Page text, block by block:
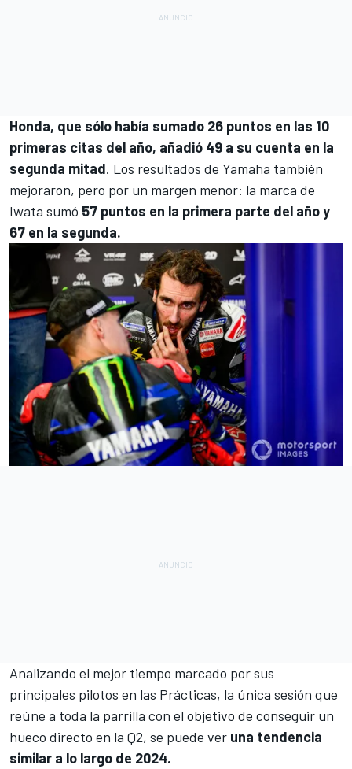
Honda, que sólo había sumado 26 puntos en las 10
primeras citas del año, añadió 49 a su cuenta en la
segunda mitad. Los resultados de Yamaha también
mejoraron, pero por un margen menor: la marca de
Iwata sumó 57 puntos en la primera parte del año y
67 en la segunda.
Analizando el mejor tiempo marcado por sus
principales pilotos en las Prácticas, la única sesión que
reúne a toda la parrilla con el objetivo de conseguir un
hueco directo en la Q2, se puede ver una tendencia
similar a lo largo de 2024.